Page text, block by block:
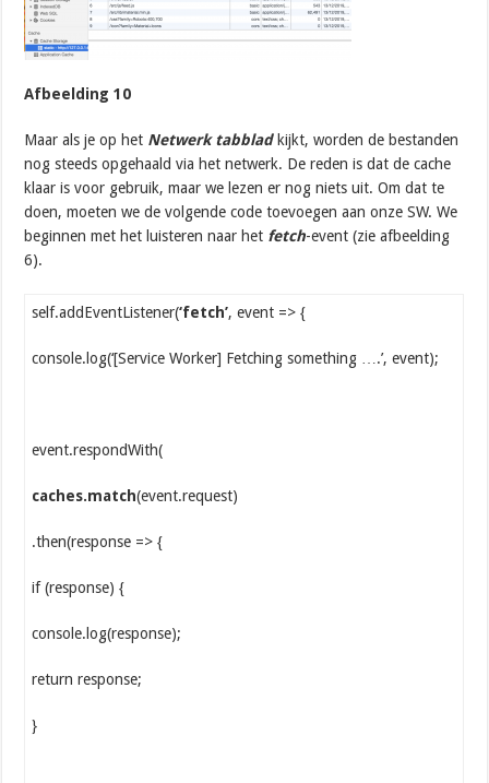
Afbeelding 10
Maar als je op het Netwerk tabbladkijkt, worden de bestanden
nog steeds opgehaald via het netwerk. De reden is dat de cache
klaar is voor gebruik, maar we lezen er nog niets uit. Om dat te
doen, moeten we de volgende code toevoegen aan onze SW. We
beginnen met het luisteren naar het fetch-event (zie afbeelding
6).
self.addEventListener(‘fetch’, event => {
console.log(‘[Service Worker] Fetching something ….’, event);
event.respondWith(
caches.match(event.request)
.then(response => {
if (response) {
console.log(response);
return response;
}